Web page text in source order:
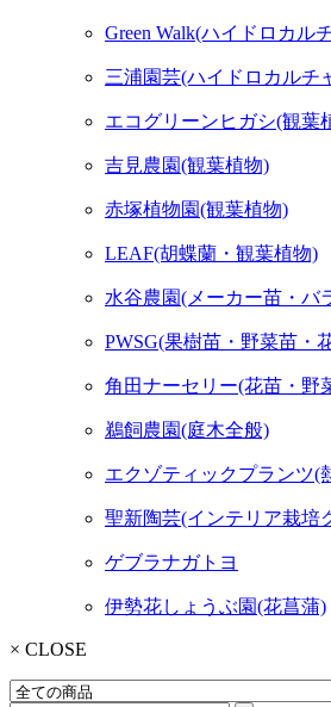
Green Walk(ハイドロカル
三浦園芸(ハイドロカルチ
エコグリーンヒガシ(観葉
吉見農園(観葉植物)
赤塚植物園(観葉植物)
LEAF(胡蝶蘭・観葉植物)
水谷農園(メーカー苗・バ
PWSG(果樹苗・野菜苗・
角田ナーセリー(花苗・野
鵜飼農園(庭木全般)
エクゾティックプランツ(
聖新陶芸(インテリア栽培
ゲブラナガトヨ
伊勢花しょうぶ園(花菖蒲)
× CLOSE